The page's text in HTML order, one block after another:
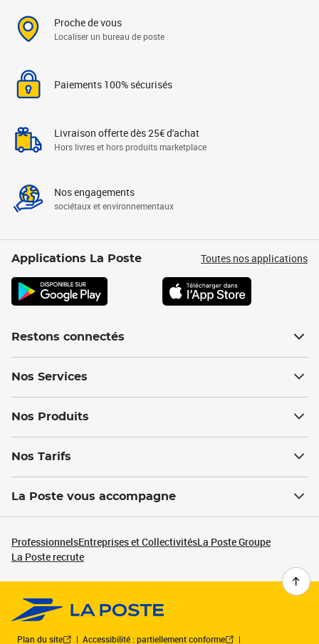
Proche de vous
Localiser un bureau de poste
Paiements 100% sécurisés
Livraison offerte dès 25€ d'achat
Hors livres et hors produits marketplace
Nos engagements
sociétaux et environnementaux
Applications La Poste Toutes nos applications
Restons connectés
Nos Services
Nos Produits
Nos Tarifs
La Poste vous accompagne
ProfessionnelsEntreprises et CollectivitésLa Poste Groupe
La Poste recrute
Plan du site Accessibilité : partiellement conforme